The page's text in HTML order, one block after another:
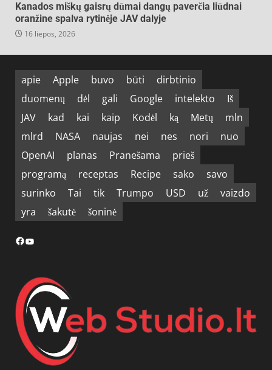
Kanados miškų gaisrų dūmai dangų paverčia liūdnai
oranžine spalva rytinėje JAV dalyje
16 liepos, 2026
apie Apple buvo būti
dirbtinio
duomenų
dėl gali Google intelekto
Iš
JAV
kad kai kaip Kodėl ką Metų
mln
mlrd
NASA naujas nei nes nori
nuo
OpenAI
planas Pranešama
prieš
programą
receptas Recipe sako
savo
surinko
Tai tik Trumpo USD už
vaizdo
yra
šakutė šoninė
Facebook
YouTube